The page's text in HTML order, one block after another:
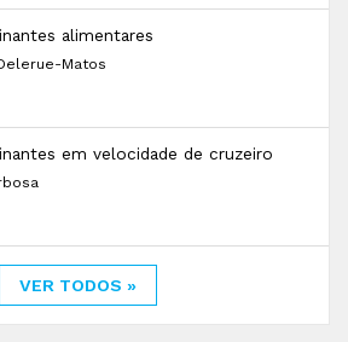
alimentares
Matos
em velocidade de cruzeiro
VER TODOS »